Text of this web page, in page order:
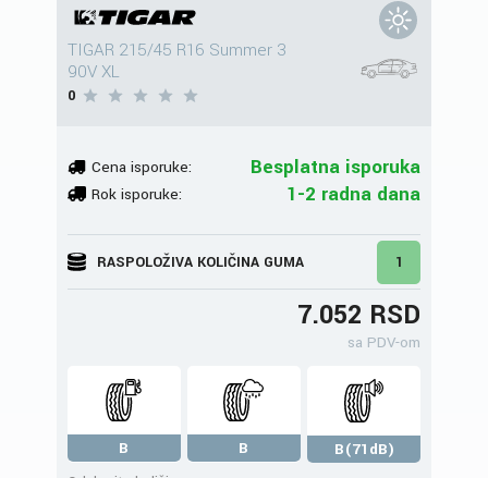
TIGAR 215/45 R16 Summer 3
90V XL
0
Cena isporuke: Besplatna isporuka
Rok isporuke: 1-2 radna dana
RASPOLOŽIVA KOLIČINA GUMA 1
7.052 RSD
sa PDV-om
B B
B(71dB)